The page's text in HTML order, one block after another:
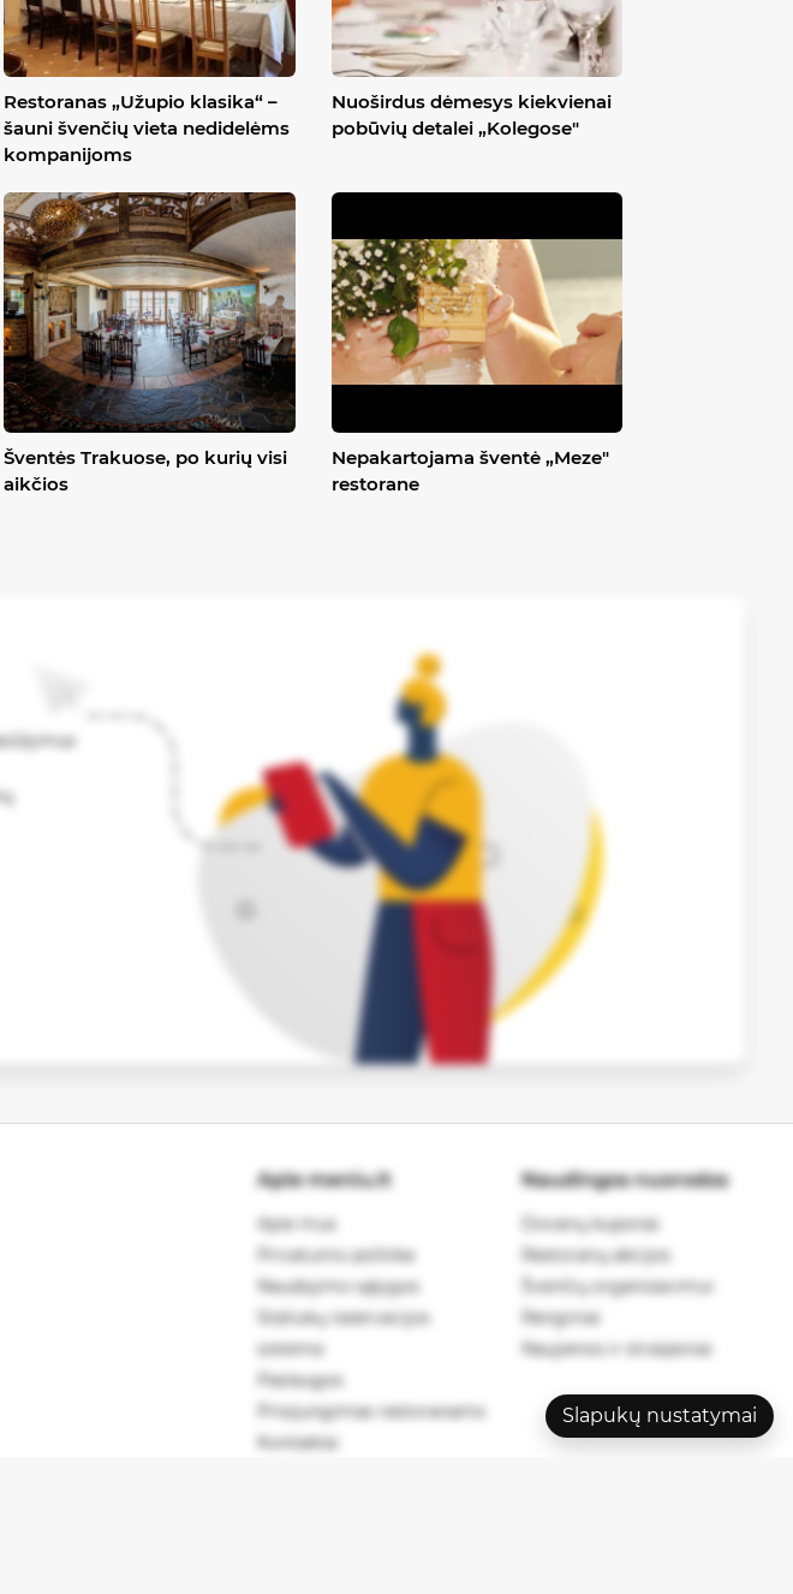
Slapukų nustatymai
Restoranas „Užupio klasika“ –
šauni švenčių vieta nedidelėms
kompanijoms
Nuoširdus dėmesys kiekvienai
pobūvių detalei „Kolegose"
Šventės Trakuose, po kurių visi
aikčios
Nepakartojama šventė „Meze"
restorane
Apie meniu.lt
Apie mus
Privatumo politika
Naudojimo sąlygos
Staliukų rezervacijos
sistema
Paslaugos
Prisijungimas restoranams
Kontaktai
Naudingos nuorodos
Dovanų kuponai
Restoranų akcijos
Švenčių organizavimui
Renginiai
Naujienos ir straipsniai